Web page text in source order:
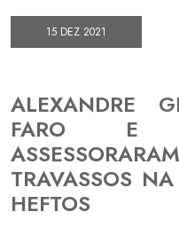
15 DEZ 2021
ALEXANDRE
FARO E
TRAVASSOS
HEFTOS